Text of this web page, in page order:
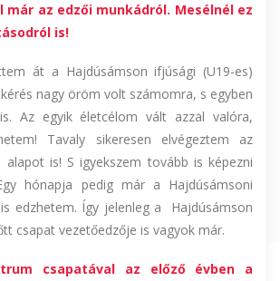
az edzői munkádról. Mesélnél ez
is!
át a Hajdúsámson ifjúsági (U19-es)
nagy öröm volt számomra, s egyben
Az egyik életcélom vált azzal valóra,
Tavaly sikeresen elvégeztem az
alapot is! S igyekszem tovább is képezni
hónapja pedig már a Hajdúsámsoni
edzhetem. Így jelenleg a Hajdúsámson
csapat vezetőedzője is vagyok már.
csapatával az előző évben a